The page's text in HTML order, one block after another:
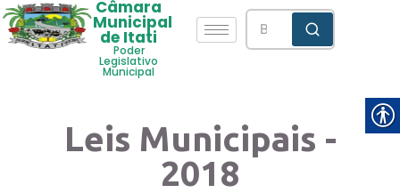
Câmara
Municipal
de Itati
Poder
Legislativo
Municipal
Leis Municipais -
2018